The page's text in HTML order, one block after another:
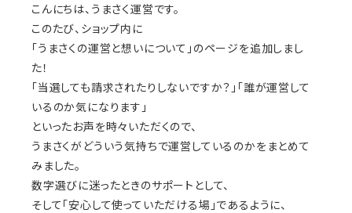
こんにちは、うまさく運営です。
このたび、ショップ内に
「うまさくの運営と想いについて」のページを追加しまし
た！
「当選しても請求されたりしないですか？」「誰が運営して
いるのか気になります」
といったお声を時々いただくので、
うまさくがどういう気持ちで運営しているのかをまとめて
みました。
数字選びに迷ったときのサポートとして、
そして「安心して使っていただける場」であるように、